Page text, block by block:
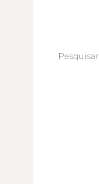
Pesquisar